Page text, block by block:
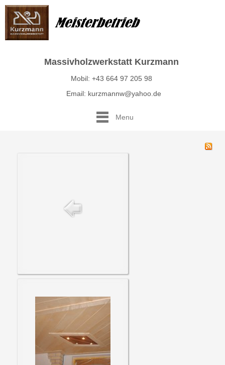
Massivholzwerkstatt Kurzmann
Mobil: +43 664 97 205 98
Email: kurzmannw@yahoo.de
Menu